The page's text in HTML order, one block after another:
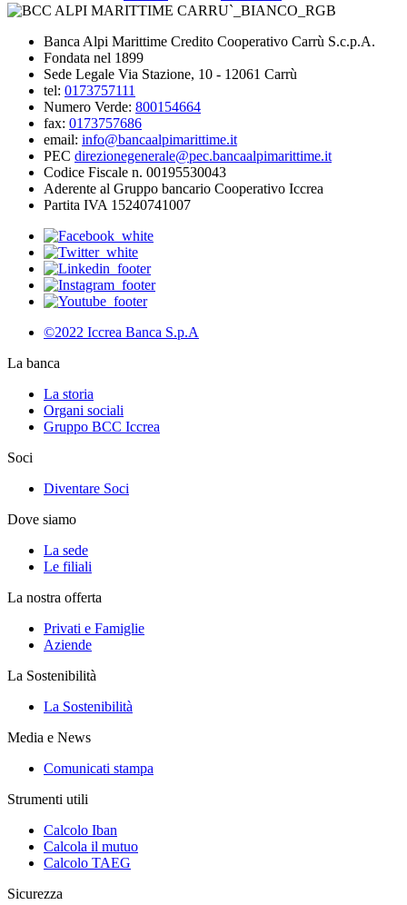
Banca Alpi Marittime Credito Cooperativo Carrù S.c.p.A.
Fondata nel 1899
Sede Legale Via Stazione, 10 - 12061 Carrù
tel: 0173757111
Numero Verde: 800154664
fax: 0173757686
email: info@bancaalpimarittime.it
PEC direzionegenerale@pec.bancaalpimarittime.it
Codice Fiscale n. 00195530043
Aderente al Gruppo bancario Cooperativo Iccrea
Partita IVA 15240741007
©2022 Iccrea Banca S.p.A
La banca
La storia
Organi sociali
Gruppo BCC Iccrea
Soci
Diventare Soci
Dove siamo
La sede
Le filiali
La nostra offerta
Privati e Famiglie
Aziende
La Sostenibilità
La Sostenibilità
Media e News
Comunicati stampa
Strumenti utili
Calcolo Iban
Calcola il mutuo
Calcolo TAEG
Sicurezza